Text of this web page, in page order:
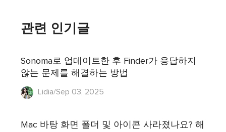
관련 인기글
Sonoma로 업데이트한 후 Finder가 응답하지
않는 문제를 해결하는 방법
Lidia/Sep 03, 2025
Mac 바탕 화면 폴더 및 아이콘 사라졌나요? 해